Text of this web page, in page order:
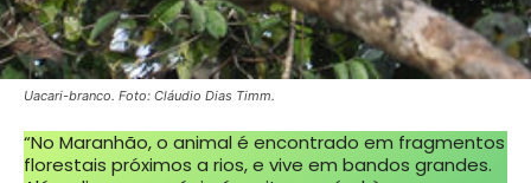
Uacari-branco. Foto: Cláudio Dias Timm.
“No Maranhão, o animal é encontrado em fragmentos
florestais próximos a rios, e vive em bandos grandes.